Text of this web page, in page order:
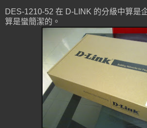
DES-1210-52 在 D-LINK 的分級中算是
算是蠻簡潔的。